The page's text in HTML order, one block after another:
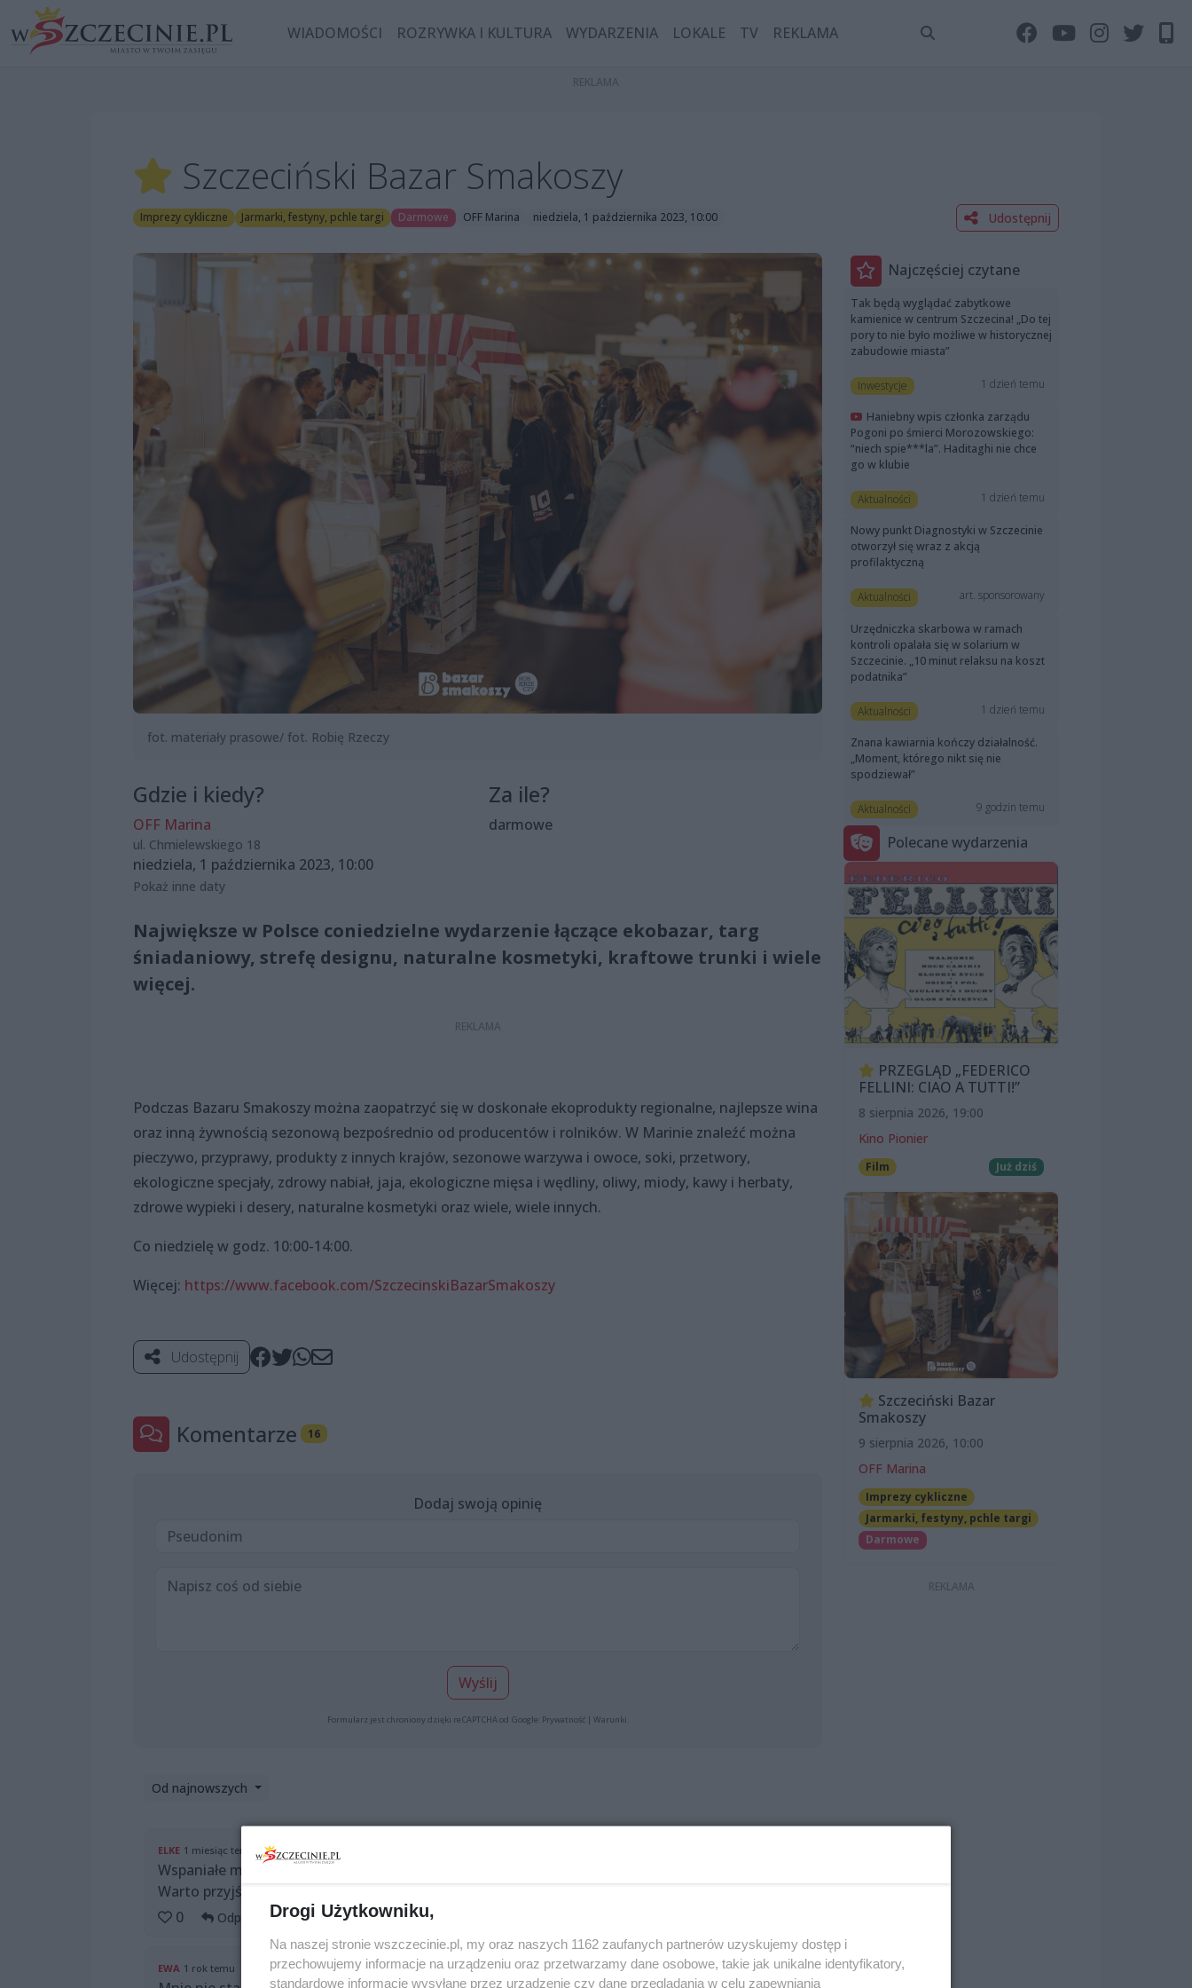
WIADOMOŚCI ROZRYWKA I KULTURA WYDARZENIA LOKALE TV REKLAMA
Szczeciński Bazar Smakoszy
Imprezy cykliczne Jarmarki, festyny, pchle targi Darmowe OFF Marina niedziela, 1 października 2023, 10:00 Udostępnij
fot. materiały prasowe/ fot. Robię Rzeczy
Gdzie i kiedy?
OFF Marina
ul. Chmielewskiego 18
niedziela, 1 października 2023, 10:00
Za ile?
darmowe
Pokaż inne daty
Największe w Polsce coniedzielne wydarzenie łączące ekobazar, targ
śniadaniowy, strefę designu, naturalne kosmetyki, kraftowe trunki i wiele
więcej.
Podczas Bazaru Smakoszy można zaopatrzyć się w doskonałe ekoprodukty regionalne, najlepsze wina
oraz inną żywnością sezonową bezpośrednio od producentów i rolników. W Marinie znaleźć można
pieczywo, przyprawy, produkty z innych krajów, sezonowe warzywa i owoce, soki, przetwory,
ekologiczne specjały, zdrowy nabiał, jaja, ekologiczne mięsa i wędliny, oliwy, miody, kawy i herbaty,
zdrowe wypieki i desery, naturalne kosmetyki oraz wiele, wiele innych.
Co niedzielę w godz. 10:00-14:00.
Więcej: https://www.facebook.com/SzczecinskiBazarSmakoszy
Udostępnij
Komentarze 16
Dodaj swoją opinię
Wyślij
Formularz jest chroniony dzięki reCAPTCHA od Google: Prywatność| Warunki
Od najnowszych
ELKE 1 miesiąc temu
Wspaniałe miejsce bywamy co tydzień z mężem super dobre wędliny ryby i wiele innych rzeczy
Warto przyjść
0
Odpowiedz
EWA 1 rok temu
Najczęściej czytane
Tak będą wyglądać zabytkowe
kamienice w centrum Szczecina! „Do tej
pory to nie było możliwe w historycznej
zabudowie miasta”
Inwestycje 1 dzień temu
Haniebny wpis członka zarządu
Pogoni po śmierci Morozowskiego:
“niech spie***la”. Haditaghi nie chce
go w klubie
Aktualności 1 dzień temu
Nowy punkt Diagnostyki w Szczecinie
otworzył się wraz z akcją
profilaktyczną
Aktualności art. sponsorowany
Urzędniczka skarbowa w ramach
kontroli opalała się w solarium w
Szczecinie. „10 minut relaksu na koszt
podatnika”
Aktualności 1 dzień temu
Znana kawiarnia kończy działalność.
„Moment, którego nikt się nie
spodziewał”
Aktualności 9 godzin temu
Polecane wydarzenia
PRZEGLĄD „FEDERICO
FELLINI: CIAO A TUTTI!”
8 sierpnia 2026, 19:00
Kino Pionier
Film Już dziś
Szczeciński Bazar
Smakoszy
9 sierpnia 2026, 10:00
OFF Marina
Imprezy cykliczne
Jarmarki, festyny, pchle targi
Darmowe
Drogi Użytkowniku,
Na naszej stronie wszczecinie.pl, my oraz naszych 1162 zaufanych partnerów uzyskujemy dostęp i
przechowujemy informacje na urządzeniu oraz przetwarzamy dane osobowe, takie jak unikalne identyfikatory,
standardowe informacje wysyłane przez urządzenie czy dane przeglądania w celu zapewniania